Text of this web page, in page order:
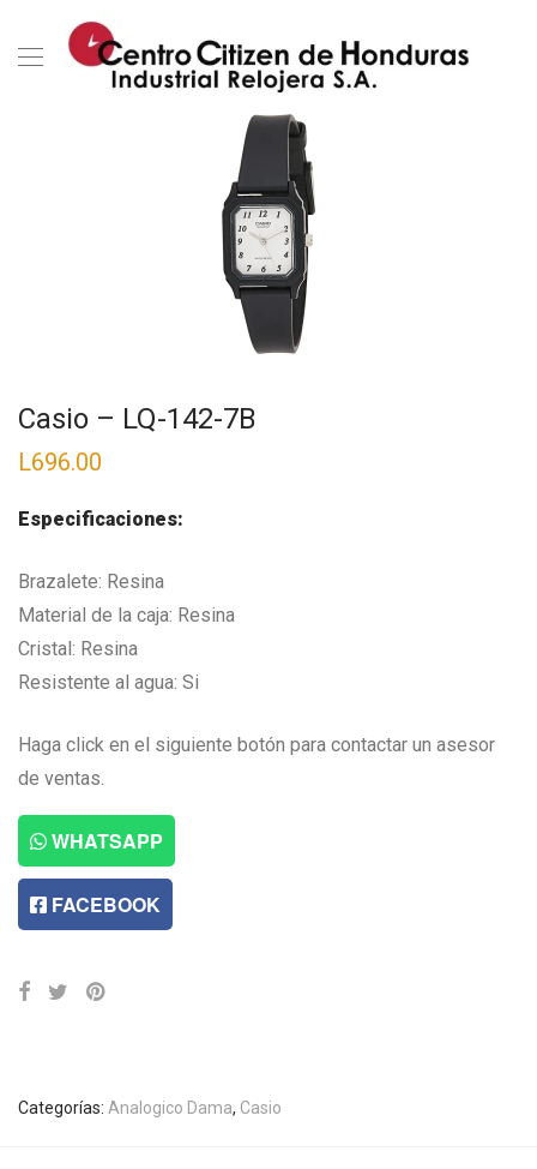
Casio – LQ-142-7B
L696.00
Especificaciones:
Brazalete: Resina
Material de la caja: Resina
Cristal: Resina
Resistente al agua: Si
Haga click en el siguiente botón para contactar un asesor
de ventas.
WHATSAPP
FACEBOOK
Categorías: Analogico Dama, Casio